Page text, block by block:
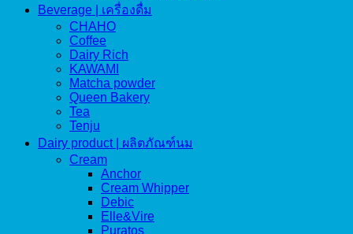
Beverage | เครื่องดื่ม
CHAHO
Coffee
Dairy Rich
KAWAMI
Matcha powder
Queen Bakery
Tea
Tenju
Dairy product | ผลิตภัณฑ์นม
Cream
Anchor
Cream Whipper
Debic
Elle&Vire
Puratos